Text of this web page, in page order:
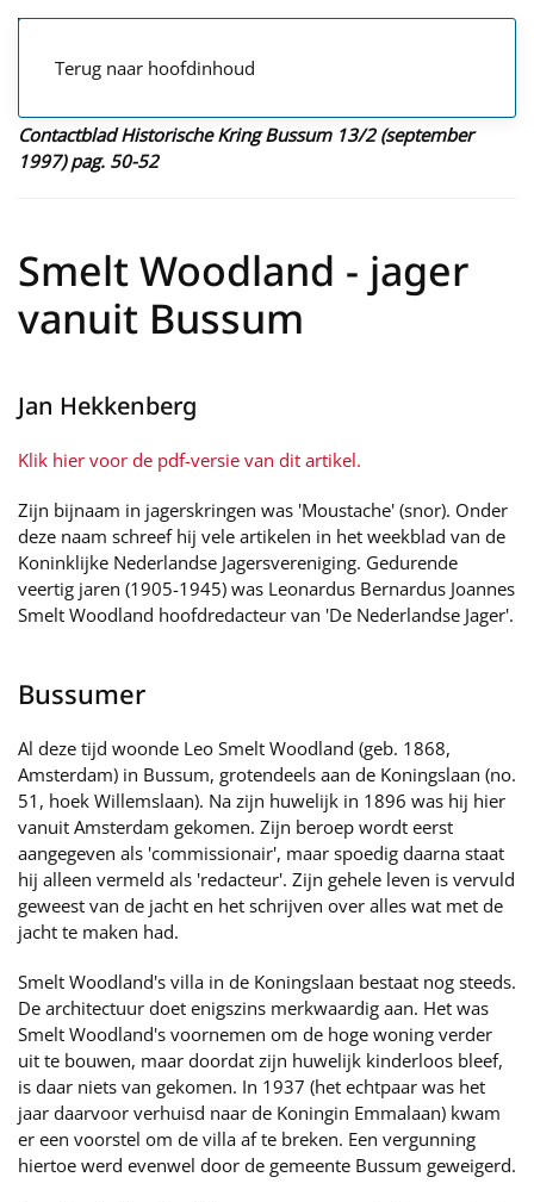
Terug naar hoofdinhoud
Contactblad Historische Kring Bussum 13/2 (september
1997) pag. 50-52
Smelt Woodland - jager
vanuit Bussum
Jan Hekkenberg
Klik hier voor de pdf-versie van dit artikel.
Zijn bijnaam in jagerskringen was 'Moustache' (snor). Onder
deze naam schreef hij vele artikelen in het weekblad van de
Koninklijke Nederlandse Jagersvereniging. Gedurende
veertig jaren (1905-1945) was Leonardus Bernardus Joannes
Smelt Woodland hoofdredacteur van 'De Nederlandse Jager'.
Bussumer
Al deze tijd woonde Leo Smelt Woodland (geb. 1868,
Amsterdam) in Bussum, grotendeels aan de Koningslaan (no.
51, hoek Willemslaan). Na zijn huwelijk in 1896 was hij hier
vanuit Amsterdam gekomen. Zijn beroep wordt eerst
aangegeven als 'commissionair', maar spoedig daarna staat
hij alleen vermeld als 'redacteur'. Zijn gehele leven is vervuld
geweest van de jacht en het schrijven over alles wat met de
jacht te maken had.
Smelt Woodland's villa in de Koningslaan bestaat nog steeds.
De architectuur doet enigszins merkwaardig aan. Het was
Smelt Woodland's voornemen om de hoge woning verder
uit te bouwen, maar doordat zijn huwelijk kinderloos bleef,
is daar niets van gekomen. In 1937 (het echtpaar was het
jaar daarvoor verhuisd naar de Koningin Emmalaan) kwam
er een voorstel om de villa af te breken. Een vergunning
hiertoe werd evenwel door de gemeente Bussum geweigerd.